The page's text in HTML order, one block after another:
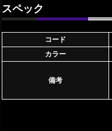
スペック
コード
カラー
備考